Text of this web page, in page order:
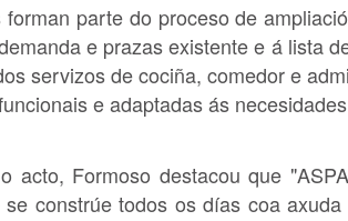
forman parte do proceso de
e prazas existente e á lista
servizos de cociña, comedor e
e adaptadas ás
acto, Formoso destacou que
se constrúe todos os días coa